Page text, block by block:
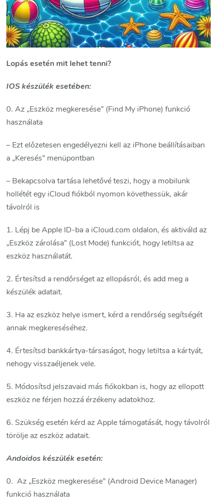
Lopás esetén mit lehet tenni?
IOS készülék esetében:
0. Az „Eszköz megkeresése” (Find My iPhone) funkció
használata
– Ezt előzetesen engedélyezni kell az iPhone beállításaiban
a „Keresés” menüpontban
– Bekapcsolva tartása lehetővé teszi, hogy a mobilunk
hollétét egy iCloud fiókból nyomon követhessük, akár
távolról is
1. Lépj be Apple ID-ba a iCloud.com oldalon, és aktiváld az
„Eszköz zárolása” (Lost Mode) funkciót, hogy letiltsa az
eszköz használatát.
2. Értesítsd a rendőrséget az ellopásról, és add meg a
készülék adatait.
3. Ha az eszköz helye ismert, kérd a rendőrség segítségét
annak megkereséséhez.
4. Értesítsd bankkártya-társaságot, hogy letiltsa a kártyát,
nehogy visszaéljenek vele.
5. Módosítsd jelszavaid más fiókokban is, hogy az ellopott
eszköz ne férjen hozzá érzékeny adatokhoz.
6. Szükség esetén kérd az Apple támogatását, hogy távolról
törölje az eszköz adatait.
Andoidos készülék esetén:
0. Az „Eszköz megkeresése” (Android Device Manager)
funkció használata